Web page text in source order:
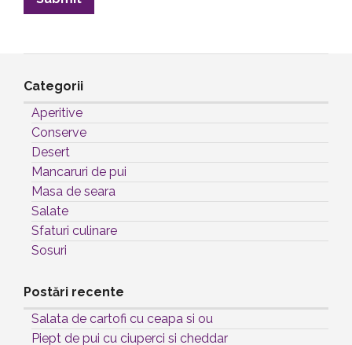
Categorii
Aperitive
Conserve
Desert
Mancaruri de pui
Masa de seara
Salate
Sfaturi culinare
Sosuri
Postări recente
Salata de cartofi cu ceapa si ou
Piept de pui cu ciuperci si cheddar